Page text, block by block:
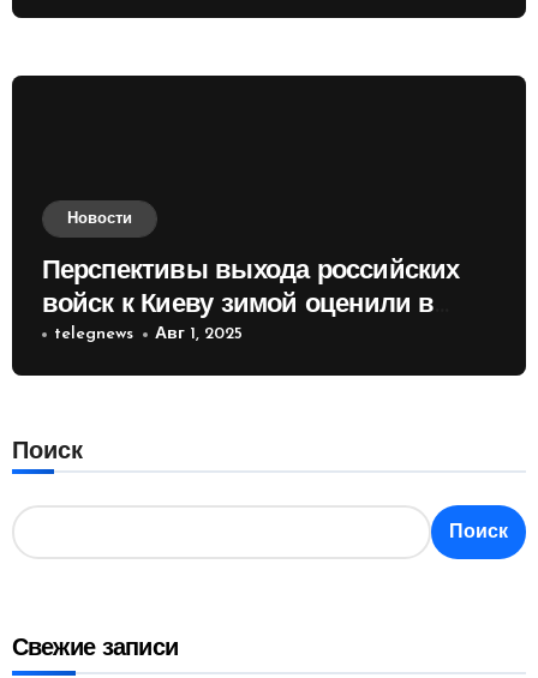
Новости
Перспективы выхода российских
войск к Киеву зимой оценили в
России
telegnews Авг 1, 2025
Поиск
Поиск
Свежие записи